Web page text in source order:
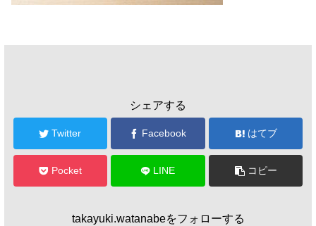
シェアする
Twitter Facebook はてブ
Pocket LINE コピー
takayuki.watanabeをフォローする